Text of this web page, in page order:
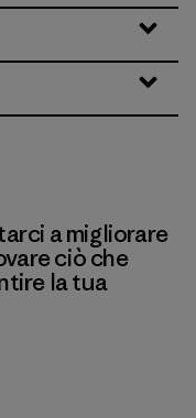
a migliorare
ciò che
la tua